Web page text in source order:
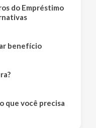
do Empréstimo
benefício
que você precisa